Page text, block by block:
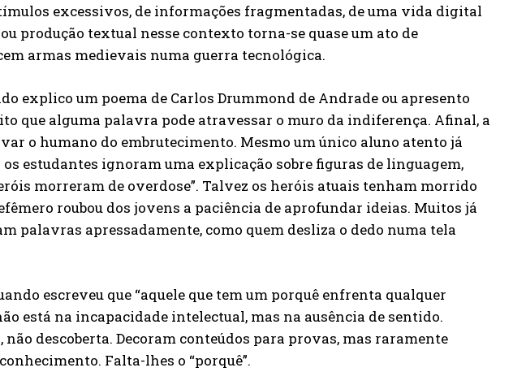
excessivos, de informações fragmentadas, de uma vida digital
produção textual nesse contexto torna-se quase um ato de
armas medievais numa guerra tecnológica.
explico um poema de Carlos Drummond de Andrade ou apresento
que alguma palavra pode atravessar o muro da indiferença. Afinal, a
o humano do embrutecimento. Mesmo um único aluno atento já
estudantes ignoram uma explicação sobre figuras de linguagem,
morreram de overdose”. Talvez os heróis atuais tenham morrido
roubou dos jovens a paciência de aprofundar ideias. Muitos já
palavras apressadamente, como quem desliza o dedo numa tela
escreveu que “aquele que tem um porquê enfrenta qualquer
está na incapacidade intelectual, mas na ausência de sentido.
descoberta. Decoram conteúdos para provas, mas raramente
Falta-lhes o “porquê”.